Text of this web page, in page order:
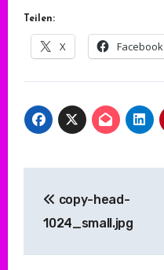
Teilen:
X Facebook
copy-head-
1024_small.jpg